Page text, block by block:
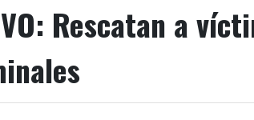
Rescatan a